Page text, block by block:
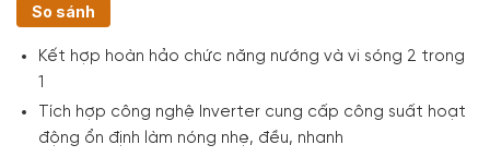
So sánh
Kết hợp hoàn hảo chức năng nướng và vi sóng 2 trong
1
Tích hợp công nghệ Inverter cung cấp công suất hoạt
động ổn định làm nóng nhẹ, đều, nhanh